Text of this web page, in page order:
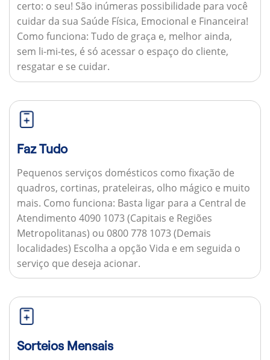
certo: o seu! São inúmeras possibilidade para você
cuidar da sua Saúde Física, Emocional e Financeira!
Como funciona: Tudo de graça e, melhor ainda,
sem li-mi-tes, é só acessar o espaço do cliente,
resgatar e se cuidar.
Faz Tudo
Pequenos serviços domésticos como fixação de
quadros, cortinas, prateleiras, olho mágico e muito
mais. Como funciona: Basta ligar para a Central de
Atendimento 4090 1073 (Capitais e Regiões
Metropolitanas) ou 0800 778 1073 (Demais
localidades) Escolha a opção Vida e em seguida o
serviço que deseja acionar.
Sorteios Mensais